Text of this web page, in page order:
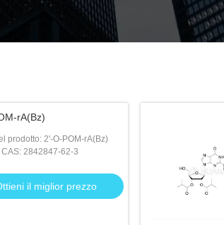
rA(Bz)
prodotto: 2'-O-POM-rA(Bz)
CAS: 2842847-62-3
il miglior prezzo